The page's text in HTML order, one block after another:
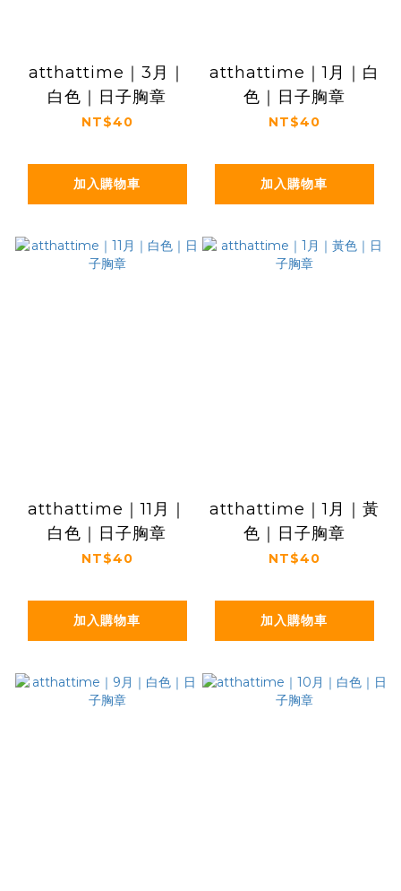
atthattime｜3月｜
白色｜日子胸章
NT$40
加入購物車
atthattime｜1月｜白
色｜日子胸章
NT$40
加入購物車
atthattime｜11月｜
白色｜日子胸章
NT$40
加入購物車
atthattime｜1月｜黃
色｜日子胸章
NT$40
加入購物車